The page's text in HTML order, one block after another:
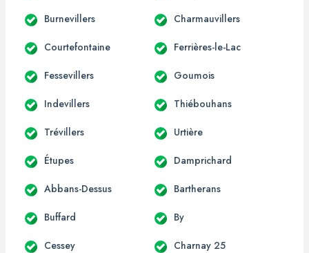
Burnevillers Charmauvillers
Courtefontaine Ferrières-le-Lac
Fessevillers Goumois
Indevillers Thiébouhans
Trévillers Urtière
Étupes Damprichard
Abbans-Dessus Bartherans
Buffard By
Cessey Charnay 25